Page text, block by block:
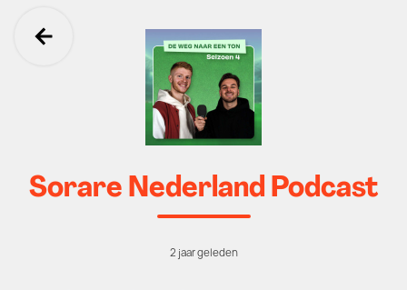
Ga terug
Sorare Nederland Podcast
2 jaar geleden